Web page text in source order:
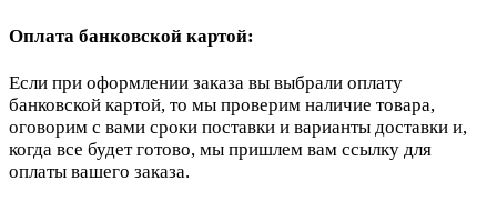
Оплата банковской картой:
Если при оформлении заказа вы выбрали оплату
банковской картой, то мы проверим наличие товара,
оговорим с вами сроки поставки и варианты доставки и,
когда все будет готово, мы пришлем вам ссылку для
оплаты вашего заказа.